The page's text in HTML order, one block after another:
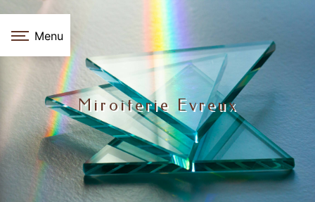
Panneau de gestion des cookies
Menu
Miroiterie Evreux